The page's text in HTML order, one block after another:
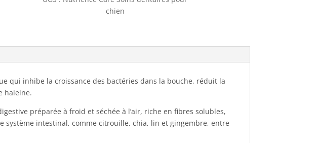
chien
qui inhibe la croissance des bactéries dans la bouche, réduit la
haleine.
préparée à froid et séchée à l’air, riche en fibres solubles,
intestinal, comme citrouille, chia, lin et gingembre, entre